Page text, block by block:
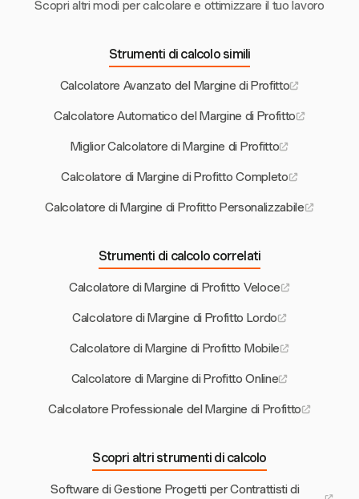
Scopri altri modi per calcolare e ottimizzare il tuo lavoro
Strumenti di calcolo simili
Calcolatore Avanzato del Margine di Profitto
Calcolatore Automatico del Margine di Profitto
Miglior Calcolatore di Margine di Profitto
Calcolatore di Margine di Profitto Completo
Calcolatore di Margine di Profitto Personalizzabile
Strumenti di calcolo correlati
Calcolatore di Margine di Profitto Veloce
Calcolatore di Margine di Profitto Lordo
Calcolatore di Margine di Profitto Mobile
Calcolatore di Margine di Profitto Online
Calcolatore Professionale del Margine di Profitto
Scopri altri strumenti di calcolo
Software di Gestione Progetti per Contrattisti di